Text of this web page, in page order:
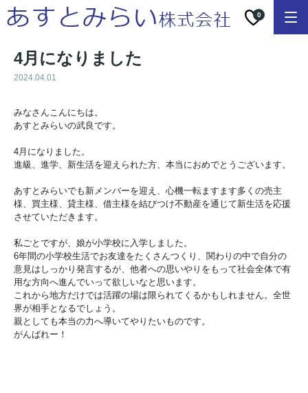
0
4月になりました
2024.04.01
みなさんこんにちは。
あすとみらいの武良です。
4月になりました。
進級、進学、新生活を迎えられた方、 本当におめでとうございます。
あすとみらいでも新メンバーを迎え、 心機一転ますます多くの売主
様、買主様、貸主様、 借主様を結びつけ不動産を通じて新生活を応援
させていただきます。
私ごとですが、娘が小学校に入学しました。
6年間の小学校生活でお友達をたくさんつくり、 関わりの中で自分の
意見はしっかり発言するが、 他者への思いやりをもって社会全体で有
用な方向へ進んでいって欲 しいなと思います。
これから地方だけでは活躍の場は限られてくるかもしれません。 全世
界が相手となるでしょう。
親としても本当の力へ導いてやりたいものです。
がんばれー！